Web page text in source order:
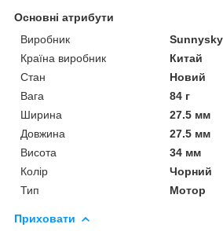
Основні атрибути
Виробник
Sunnysky
Країна виробник
Китай
Стан
Новий
Вага
84 г
Ширина
27.5 мм
Довжина
27.5 мм
Висота
34 мм
Колір
Чорний
Тип
Мотор
Приховати